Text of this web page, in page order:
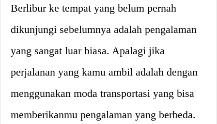
Berlibur ke tempat yang belum pernah
dikunjungi sebelumnya adalah pengalaman
yang sangat luar biasa. Apalagi jika
perjalanan yang kamu ambil adalah dengan
menggunakan moda transportasi yang bisa
memberikanmu pengalaman yang berbeda.